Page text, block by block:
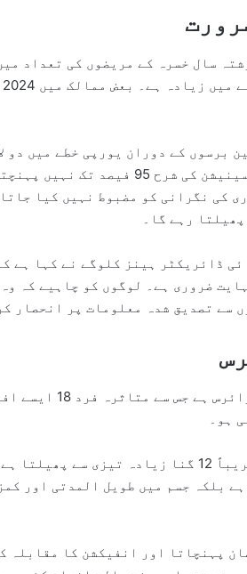
سال خسرہ کے مریضوں کی تعداد
برسوں کے دوران یورپی خطے میں دو
شکار ہوئے۔ جب تک ہر علاقے میں
کی نگرانی کو مضبوط نہیں کیا
رہے گا۔
ڈائریکٹر ہینز کلوگے نے کہا ہے
ضروری ہے۔ لوگوں کو چاہیے کہ
سے تصدیق شدہ معلومات پر انحصار
خسرہ دنیا کا ایک
ہو۔
خسرہ انفلوئنزا کے مقابلے میں تقریباً 12 گنا
بلکہ جسم میں طویل المدتی اور
پہنچاتا اور انفیکشن کا مقابلہ